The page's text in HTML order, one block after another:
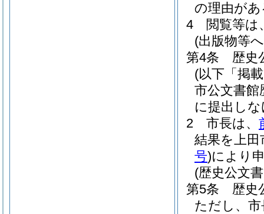
の理由が
4
閲覧等
(出版物等
第4条
歴史
(以下「掲
市公文書館
に提出し
2
市長は、
結果を上田
号)により
(歴史公文
第5条
歴史
ただし、